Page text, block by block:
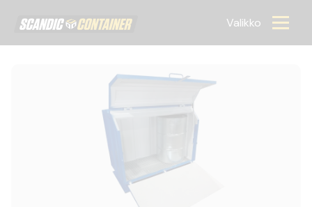
Scandic container
Valikko